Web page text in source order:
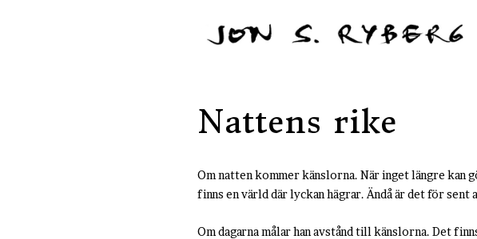
Nattens rike
Om natten kommer känslorna. När inget längre kan
finns en värld där lyckan hägrar. Ändå är det för sent
Om dagarna målar han avstånd till känslorna. Det